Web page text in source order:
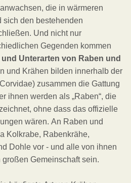
anwachsen, die in wärmeren
sich den bestehenden
Und nicht nur
Gegenden kommen
Unterarten von Raben und
und Krähen bilden innerhalb der
zusammen die Gattung
ihnen werden als „Raben“, die
ohne dass das offizielle
wären. An Raben und
Kolkrabe, Rabenkrähe,
Dohle vor - und alle von ihnen
Gemeinschaft sein.